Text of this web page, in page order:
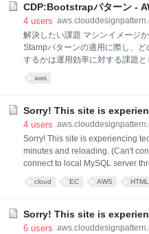
らない。 クラウドでの解決/パタ
いだレプリケーションを行うパ
トを防ぎ、データアクセスの可
ったパターンであるが、クラウ
ケーションを利用できるように
え方がある。リージョ
CDP:Bootstrapパターン -
4 users
解決したい課題 マシンイメージ
Stampパターンの適用に際し、
するかは運用効率に対する課題
一つをバージョンアップしなけ
ションの設定に変更が入った場
要が出てきてしまう。 クラウド
マシンイメージの作成が容易に
を設定できるものがある。この
自ら取得し、イン
aws
Sorry! This site is
4 users
Sorry! This site is experiencing
minutes and reloading. (Can't
connect to local MySQL server
cloud EC AWS HTML
Sorry! This site is
6 users